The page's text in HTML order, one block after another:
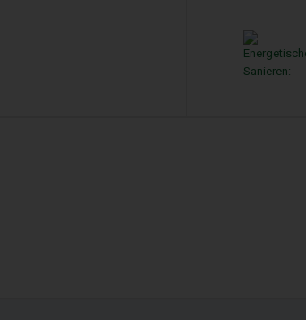
Str. 31, 31134 Hildesheim